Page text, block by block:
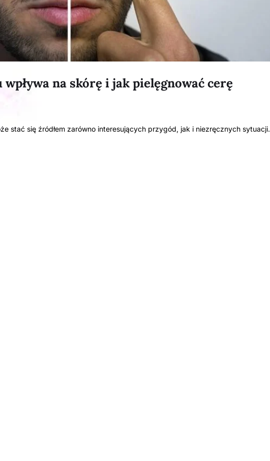
na skórę i jak pielęgnować cerę
stać się źródłem zarówno interesujących przygód, jak i niezręcznych sytuacji.